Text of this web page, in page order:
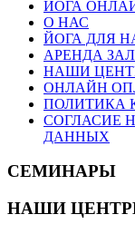
ЙОГА
О НАС
ЙОГА ДЛЯ
АРЕНДА
НАШИ
ОНЛАЙН
ПОЛИТИКА
СОГЛАСИЕ
ДАННЫХ
СЕМИНАРЫ
НАШИ